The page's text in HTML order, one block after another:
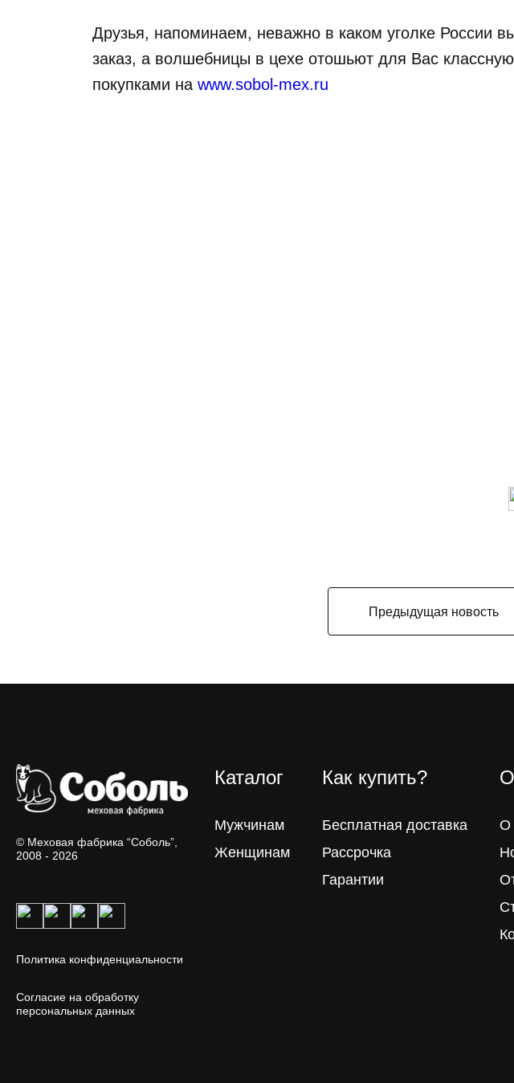
Друзья, напоминаем, неважно в каком уголке России
заказ, а волшебницы в цехе отошьют для Вас
покупками на www.sobol-mex.ru
Предыдущая новость
© Меховая фабрика “Соболь”,
2008 - 2026
Политика конфиденциальности
Согласие на обработку
персональных данных
Каталог
Мужчинам
Женщинам
Как купить?
Бесплатная доставка
Рассрочка
Гарантии
О